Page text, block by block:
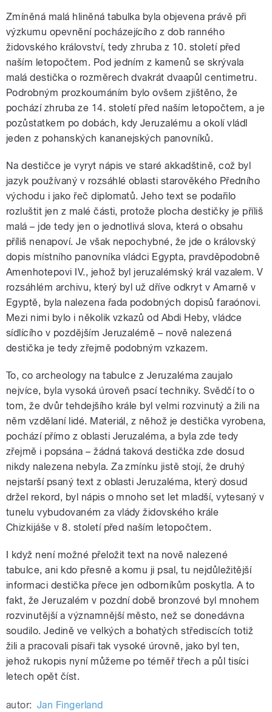
Zmíněná malá hliněná tabulka byla objevena právě při
výzkumu opevnění pocházejícího z dob ranného
židovského království, tedy zhruba z 10. století před
naším letopočtem. Pod jedním z kamenů se skrývala
malá destička o rozměrech dvakrát dvaapůl centimetru.
Podrobným prozkoumáním bylo ovšem zjištěno, že
pochází zhruba ze 14. století před naším letopočtem, a je
pozůstatkem po dobách, kdy Jeruzalému a okolí vládl
jeden z pohanských kananejských panovníků.
Na destičce je vyryt nápis ve staré akkadštině, což byl
jazyk používaný v rozsáhlé oblasti starověkého Předního
východu i jako řeč diplomatů. Jeho text se podařilo
rozluštit jen z malé části, protože plocha destičky je příliš
malá – jde tedy jen o jednotlivá slova, která o obsahu
příliš nenapoví. Je však nepochybné, že jde o královský
dopis místního panovníka vládci Egypta, pravděpodobně
Amenhotepovi IV., jehož byl jeruzalémský král vazalem. V
rozsáhlém archivu, který byl už dříve odkryt v Amarně v
Egyptě, byla nalezena řada podobných dopisů faraónovi.
Mezi nimi bylo i několik vzkazů od Abdi Heby, vládce
sídlícího v pozdějším Jeruzalémě – nově nalezená
destička je tedy zřejmě podobným vzkazem.
To, co archeology na tabulce z Jeruzaléma zaujalo
nejvíce, byla vysoká úroveň psací techniky. Svědčí to o
tom, že dvůr tehdejšího krále byl velmi rozvinutý a žili na
něm vzdělaní lidé. Materiál, z něhož je destička vyrobena,
pochází přímo z oblasti Jeruzaléma, a byla zde tedy
zřejmě i popsána – žádná taková destička zde dosud
nikdy nalezena nebyla. Za zmínku jistě stojí, že druhý
nejstarší psaný text z oblasti Jeruzaléma, který dosud
držel rekord, byl nápis o mnoho set let mladší, vytesaný v
tunelu vybudovaném za vlády židovského krále
Chizkijáše v 8. století před naším letopočtem.
I když není možné přeložit text na nově nalezené
tabulce, ani kdo přesně a komu ji psal, tu nejdůležitější
informaci destička přece jen odborníkům poskytla. A to
fakt, že Jeruzalém v pozdní době bronzové byl mnohem
rozvinutější a významnější město, než se donedávna
soudilo. Jedině ve velkých a bohatých střediscích totiž
žili a pracovali písaři tak vysoké úrovně, jako byl ten,
jehož rukopis nyní můžeme po téměř třech a půl tisíci
letech opět číst.
autor: Jan Fingerland